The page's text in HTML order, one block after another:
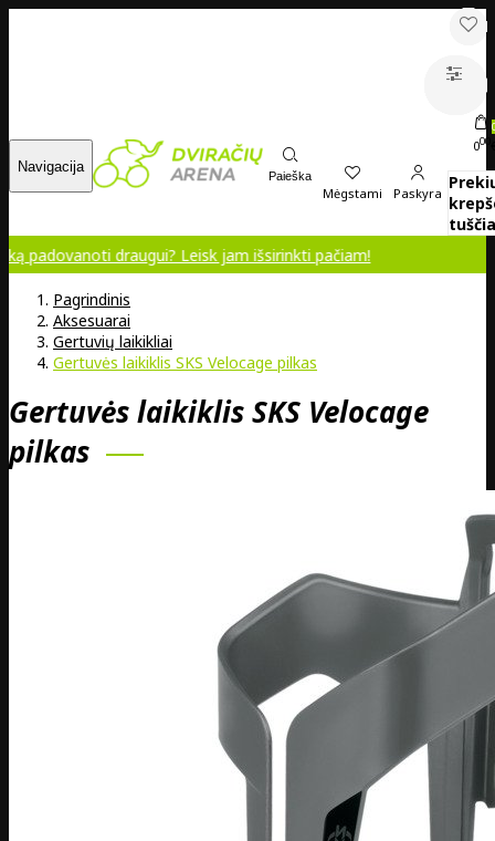
Navigacija
Paieška
Mėgstami Paskyra
000
draugui? Leisk jam išsirinkti pačiam!
Pagrindinis
Aksesuarai
Gertuvių laikikliai
Gertuvės laikiklis SKS Velocage pilkas
Gertuvės laikiklis SKS Velocage
pilkas